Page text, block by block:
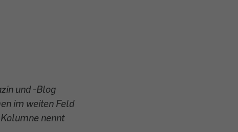
und -Blog
im weiten Feld
nennt